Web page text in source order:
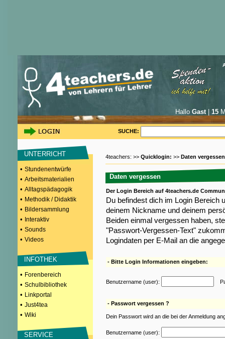
Hallo Gast| 15
SUCHE:
UNTERRICHT
• Stundenentwürfe
• Arbeitsmaterialien
• Alltagspädagogik
• Methodik / Didaktik
• Bildersammlung
• Interaktiv
• Sounds
• Videos
INFOTHEK
• Forenbereich
• Schulbibliothek
• Linkportal
• Just4tea
• Wiki
SERVICE
4teachers: >> Quicklogin: >> Daten vergessen
Daten vergessen
Der Login Bereich auf 4teachers.de
Du befindest dich im Login Bereich
deinem Nickname und deinem
Beiden einmal vergessen haben,
"Passwort-Vergessen-Text"
Logindaten per E-Mail an die
- Bitte Login Informationen eingeben:
Benutzername (user):
- Passwort vergessen ?
Dein Passwort wird an die bei der Anmeldung
Benutzername (user):